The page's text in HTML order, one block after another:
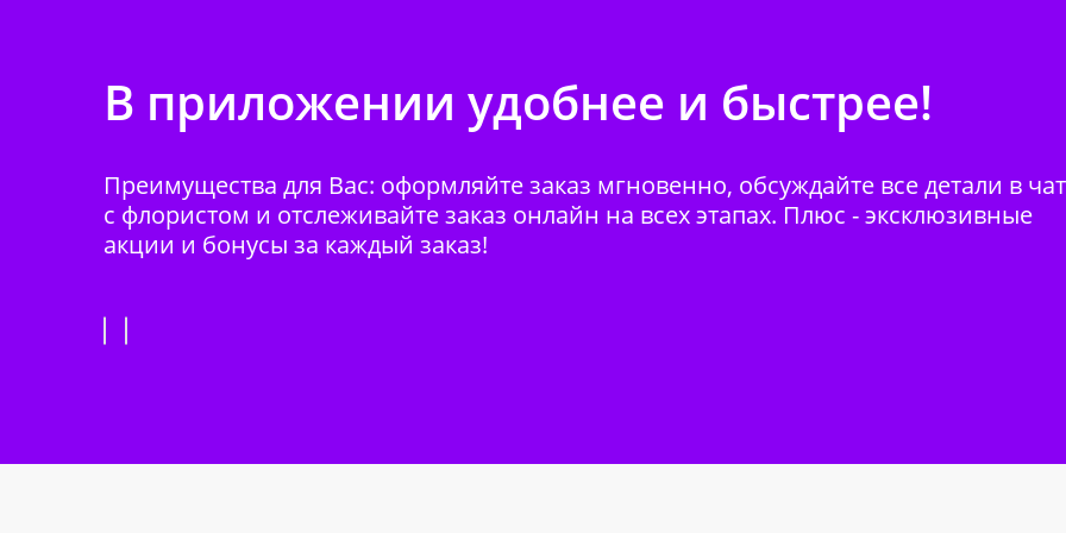
В приложении удобнее и быстрее!
Преимущества для Вас: оформляйте заказ мгновенно, обсуждайте все детали в
с флористом и отслеживайте заказ онлайн на всех этапах. Плюс - эксклюзивные
акции и бонусы за каждый заказ!